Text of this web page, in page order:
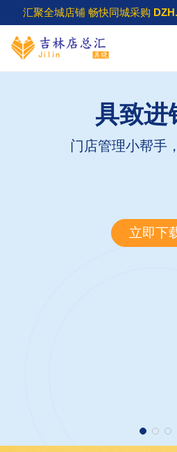
汇聚全城店铺 畅快同城采购
具致进
门店管理小帮手
立即下